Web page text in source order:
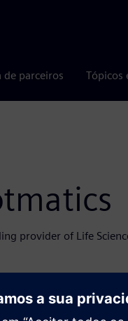
de parceiros Tópicos
provider of Life